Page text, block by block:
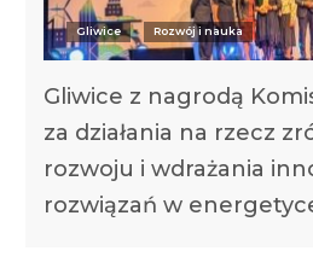
Gliwice Rozwój i nauka
Gliwice z nagrodą
za działania na rzecz
rozwoju i wdrażania
rozwiązań w